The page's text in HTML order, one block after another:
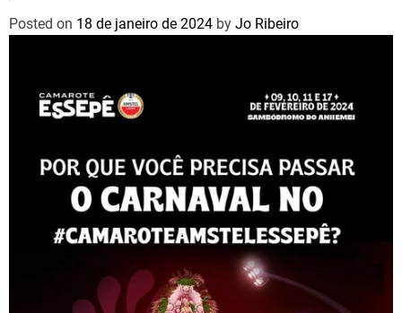
Posted on 18 de janeiro de 2024 by Jo Ribeiro